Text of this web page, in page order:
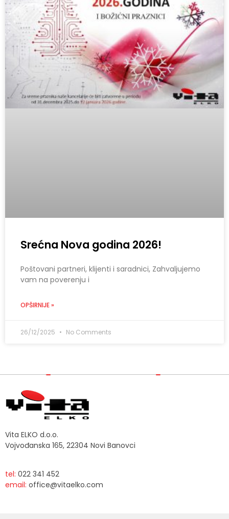
Srećna Nova godina 2026!
Poštovani partneri, klijenti i saradnici, Zahvaljujemo
vam na poverenju i
OPŠIRNIJE »
26/12/2025 No Comments
Vita ELKO d.o.o.
Vojvođanska 165, 22304 Novi Banovci
tel: 022 341 452
email: office@vitaelko.com